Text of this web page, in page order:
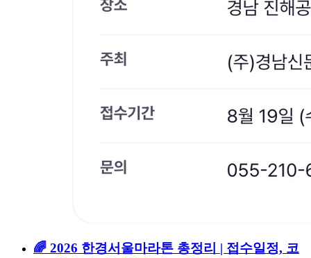
🌈 2026 한경서울마라톤 총정리 | 접수일정, 코